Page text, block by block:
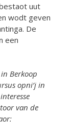
uut
wodt geven
De
een
Berkoop
opni’j in
van de